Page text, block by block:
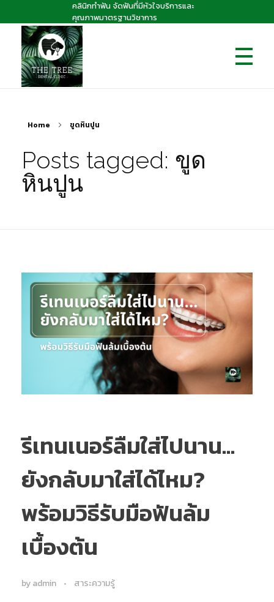
คลินิกทำฟัน จัดฟันที่มีหัวใจบริการและ
คุณภาพมาตรฐานวิชาการ
The Tree dental clinic
คลินิกทันตกรรมเดอะทรี "คลินิกทำฟัน จัดฟันที่มีหัวใจบริการและคุณภาพมาตรฐานวิชาการHome ขูดหินปูน
Posts tagged: ขูด
หินปูน
รีเทนเนอร์ลืมใส่ไปนาน…
ยังกลับมาใส่ได้ไหม?
พร้อมวิธีรับมือฟันล้ม
เบื้องต้น
byadmin สาระความรู้